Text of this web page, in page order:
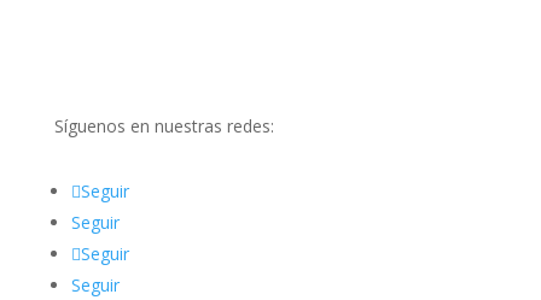
Síguenos en nuestras redes:
Seguir
Seguir
Seguir
Seguir